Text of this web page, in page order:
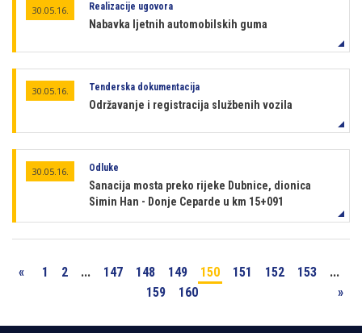
30.05.16. Realizacije ugovora
Nabavka ljetnih automobilskih guma
30.05.16. Tenderska dokumentacija
Održavanje i registracija službenih vozila
30.05.16. Odluke
Sanacija mosta preko rijeke Dubnice, dionica
Simin Han - Donje Ceparde u km 15+091
« 1 2 ... 147 148 149 150 151 152 153
...
159
160 »